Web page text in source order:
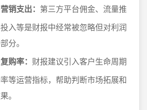
销支出： 第三方平台佣金、流量推
入等是财报中经常被忽略但对利润
分。
购率： 财报建议引入客户生命周期
等运营指标，帮助判断市场拓展和
。